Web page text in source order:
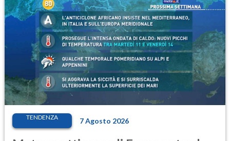
TENDENZA 7 Agosto 2026